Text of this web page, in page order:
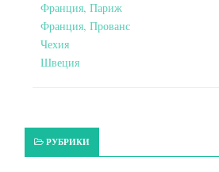
Франция, Париж
Франция, Прованс
Чехия
Швеция
РУБРИКИ